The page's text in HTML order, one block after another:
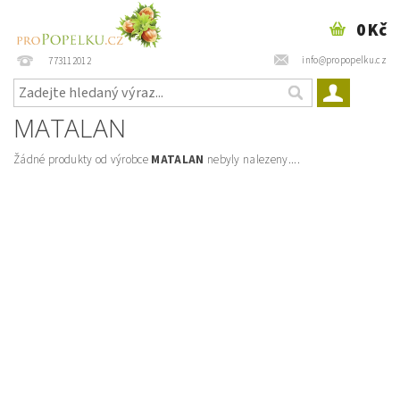
773112012 info@propopelku.cz
0 Kč
MATALAN
Žádné produkty od výrobce MATALAN nebyly nalezeny....